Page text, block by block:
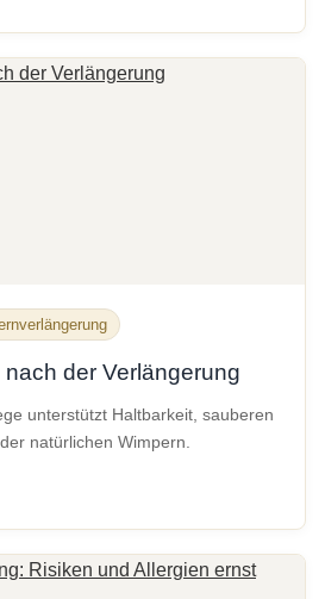
der Verlängerung
unterstützt Haltbarkeit, sauberen
natürlichen Wimpern.